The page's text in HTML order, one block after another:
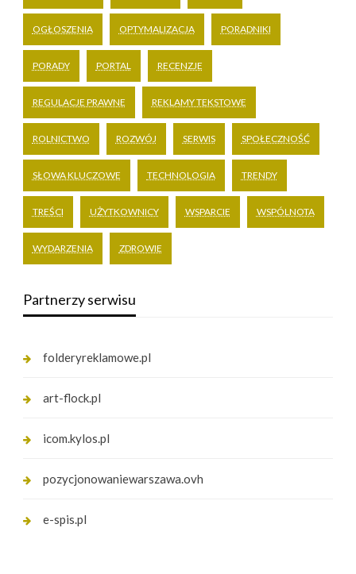
OGŁOSZENIA OPTYMALIZACJA PORADNIKI
PORADY PORTAL RECENZJE
REGULACJE PRAWNE REKLAMY TEKSTOWE
ROLNICTWO ROZWÓJ SERWIS SPOŁECZNOŚĆ
SŁOWA KLUCZOWE TECHNOLOGIA TRENDY
TREŚCI UŻYTKOWNICY WSPARCIE WSPÓLNOTA
WYDARZENIA ZDROWIE
Partnerzy serwisu
folderyreklamowe.pl
art-flock.pl
icom.kylos.pl
pozycjonowaniewarszawa.ovh
e-spis.pl